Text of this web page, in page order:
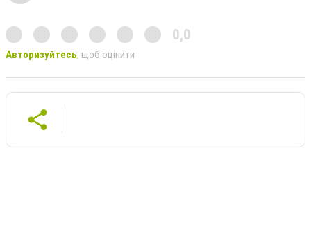
0,0
Авторизуйтесь, щоб оцінити